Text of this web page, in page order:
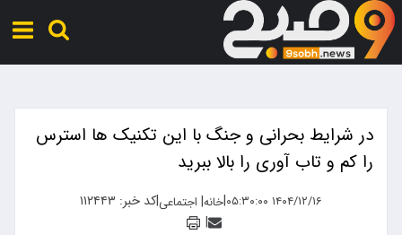
در شرایط بحرانی و جنگ با این تکنیک ها استرس
را کم و تاب آوری را بالا ببرید
۱۴۰۴/۱۲/۱۶ ۰۵:۳۰:۰۰ |خانه| اجتماعی|کد خبر: ۱۱۲۴۴۳
|